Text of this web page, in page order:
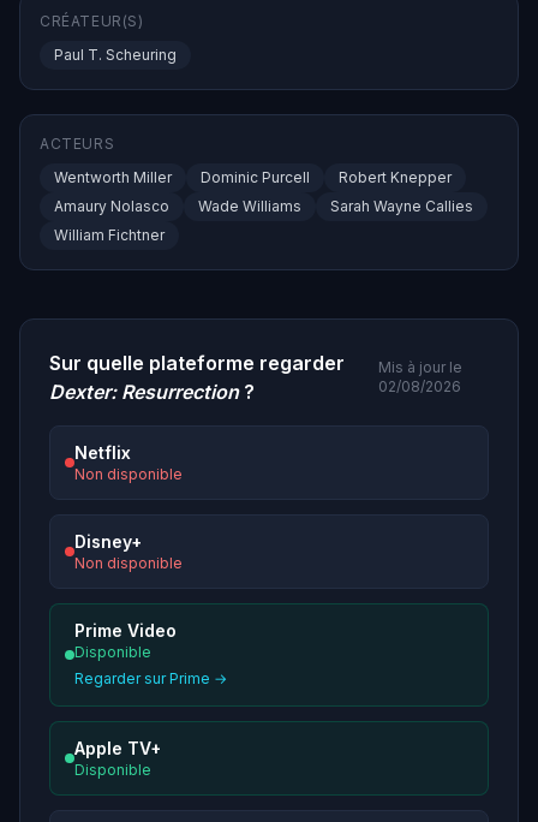
CRÉATEUR(S)
Paul T. Scheuring
ACTEURS
Wentworth Miller
Dominic Purcell
Robert Knepper
Amaury Nolasco
Wade Williams
Sarah Wayne Callies
William Fichtner
Sur quelle plateforme regarder
Dexter: Resurrection?
Mis à jour le
02/08/2026
Netflix
Non disponible
Disney+
Non disponible
Prime Video
Disponible
Regarder sur Prime →
Apple TV+
Disponible